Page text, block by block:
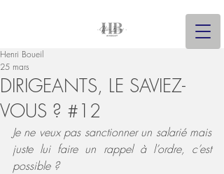
DIRIGEANTS, LE SAVIEZ-
VOUS ? #12
Henri Boueil
25 mars
Je ne veux pas sanctionner un salarié mais
juste lui faire un rappel à l’ordre, c’est
possible ?